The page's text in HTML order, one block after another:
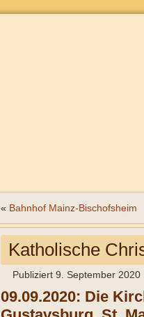
« Bahnhof Mainz-Bischofsheim
Katholische
Publiziert 9. September 2020
09.09.2020: Die